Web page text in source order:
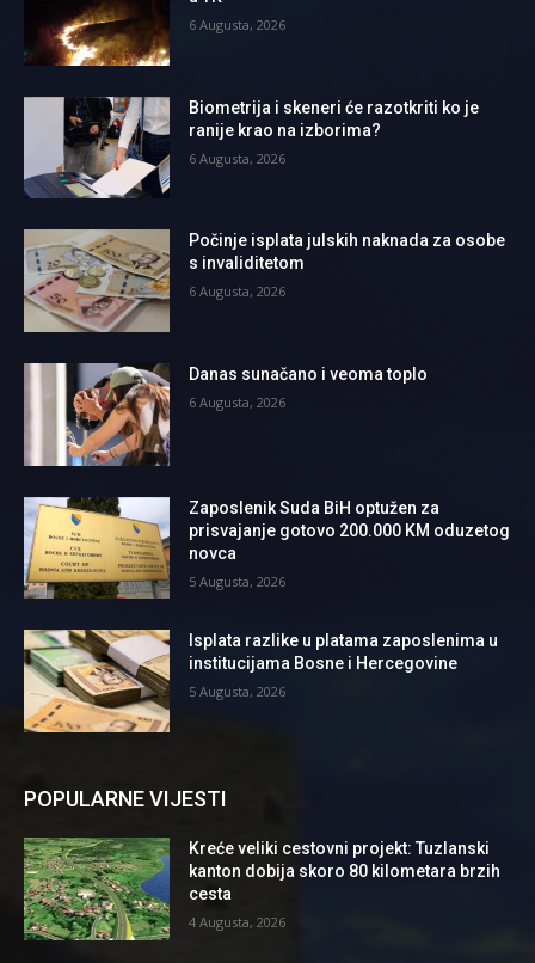
6 Augusta, 2026
Biometrija i skeneri će razotkriti ko je
ranije krao na izborima?
6 Augusta, 2026
Počinje isplata julskih naknada za osobe
s invaliditetom
6 Augusta, 2026
Danas sunačano i veoma toplo
6 Augusta, 2026
Zaposlenik Suda BiH optužen za
prisvajanje gotovo 200.000 KM oduzetog
novca
5 Augusta, 2026
Isplata razlike u platama zaposlenima u
institucijama Bosne i Hercegovine
5 Augusta, 2026
POPULARNE VIJESTI
Kreće veliki cestovni projekt: Tuzlanski
kanton dobija skoro 80 kilometara brzih
cesta
4 Augusta, 2026